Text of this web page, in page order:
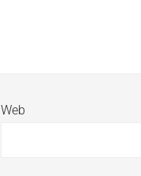
Web